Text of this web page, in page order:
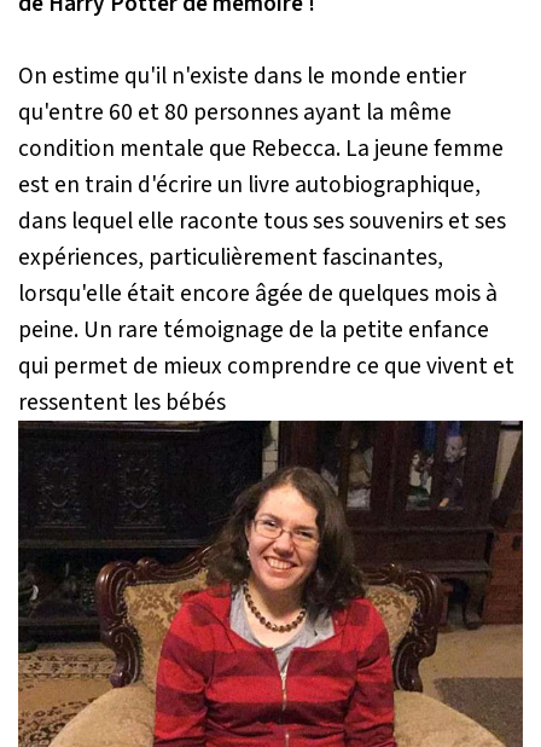
On estime qu'il n'existe dans le monde entier
qu'entre 60 et 80 personnes ayant la même
condition mentale que Rebecca. La jeune femme
est en train d'écrire un livre autobiographique,
dans lequel elle raconte tous ses souvenirs et ses
expériences, particulièrement fascinantes,
lorsqu'elle était encore âgée de quelques mois à
peine. Un rare témoignage de la petite enfance
qui permet de mieux comprendre ce que vivent et
ressentent les bébés